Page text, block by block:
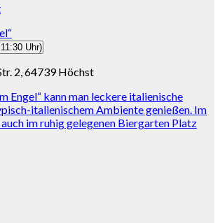
Uhr)
2, 64739 Höchst
Engel“ kann man leckere italienische
italienischem Ambiente genießen. Im
im ruhig gelegenen Biergarten Platz